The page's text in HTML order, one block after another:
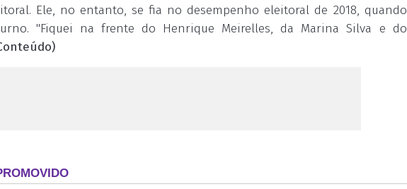
Ele, no entanto, se fia no desempenho eleitoral de 2018, quando
"Fiquei na frente do Henrique Meirelles, da Marina Silva e do